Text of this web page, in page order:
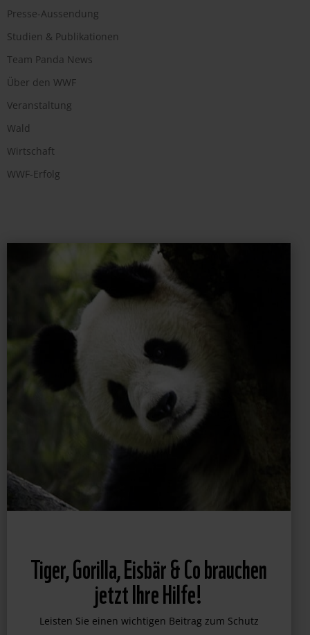
Presse-Aussendung
Studien & Publikationen
Team Panda News
Über den WWF
Veranstaltung
Wald
Wirtschaft
WWF-Erfolg
Tiger, Gorilla, Eisbär & Co brauchen
jetzt Ihre Hilfe!